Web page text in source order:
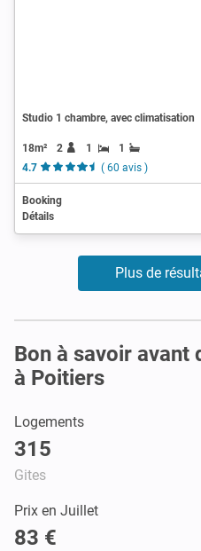
Studio 1 chambre, avec climatisation
18m² 2 1
1
4.7
( 60 avis )
Booking
Détails
Plus de
Bon à savoir avant
à Poitiers
Logements
315
Gites
Prix en Juillet
83 €